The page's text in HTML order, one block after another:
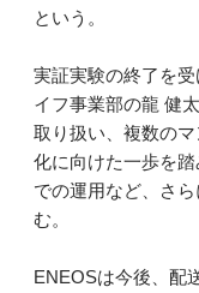
という。
実証実験の終了を
イフ事業部の龍 健
取り扱い、複数の
化に向けた一歩を
での運用など、さ
む。
ENEOSは今後、配